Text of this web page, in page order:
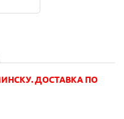
ДОСТАВКА ПО